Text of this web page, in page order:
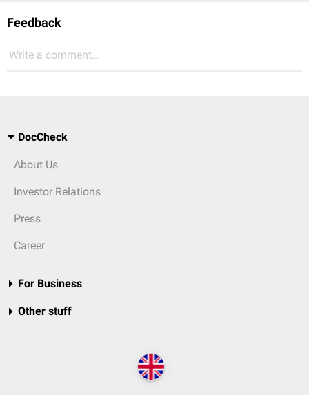
Feedback
Write a comment...
DocCheck
About Us
Investor Relations
Press
Career
For Business
Other stuff